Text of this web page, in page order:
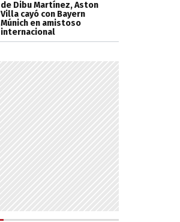
de Dibu Martínez, Aston
Villa cayó con Bayern
Múnich en amistoso
internacional